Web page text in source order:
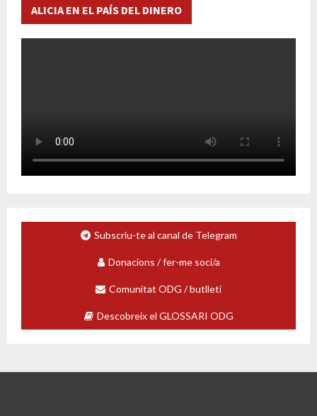
ALICIA EN EL PAÍS DEL DINERO
Subscriu-te al canal de Telegram
Donacions / fer-me soci/a
Comunitat ODG / butlletí
Descobreix el GLOSSARI ODG